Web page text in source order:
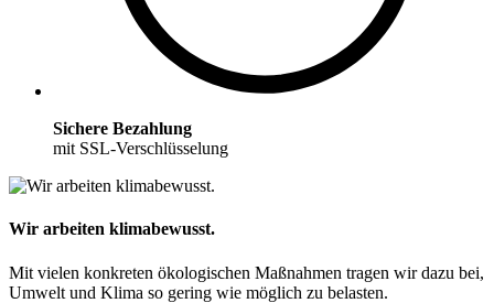
Sichere Bezahlung
mit SSL-Verschlüsselung
Wir arbeiten klimabewusst.
Mit vielen konkreten ökologischen Maßnahmen tragen wir dazu bei,
Umwelt und Klima so gering wie möglich zu belasten.